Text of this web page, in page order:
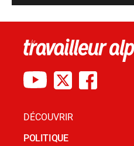
DÉCOUVRIR
POLITIQUE